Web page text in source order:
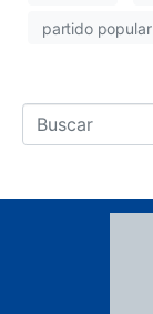
partido popular